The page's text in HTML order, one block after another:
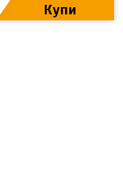
Купи